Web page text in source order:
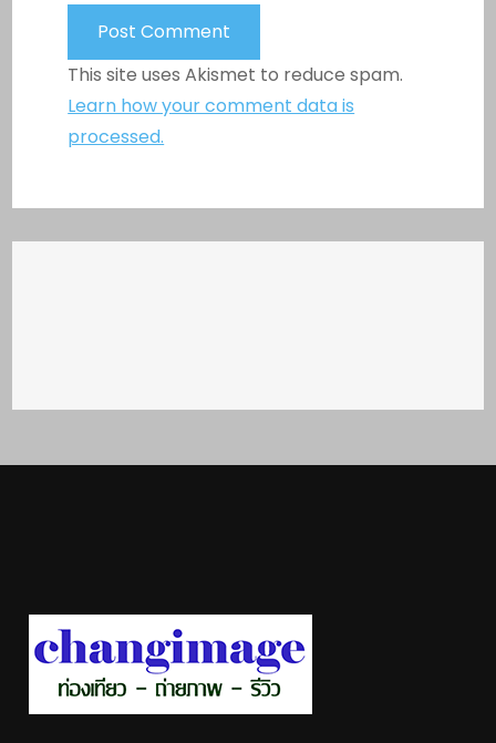
This site uses Akismet to reduce spam.
Learn how your comment data is
processed.